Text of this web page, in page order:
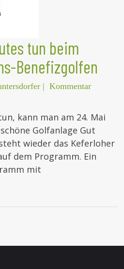
tun beim
Benefizgolfen
| Kommentar
kann man am 24. Mai
Golfanlage Gut
wieder das Keferloher
dem Programm. Ein
mit